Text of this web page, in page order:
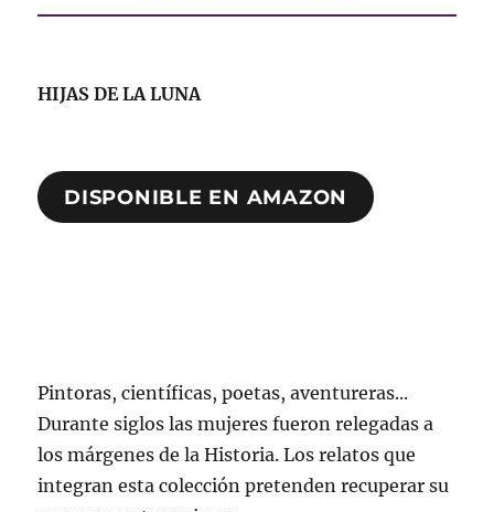
HIJAS DE LA LUNA
DISPONIBLE EN AMAZON
Pintoras, científicas, poetas, aventureras...
Durante siglos las mujeres fueron relegadas a
los márgenes de la Historia. Los relatos que
integran esta colección pretenden recuperar su